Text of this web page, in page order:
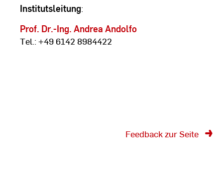
Institutsleitung:
Prof. Dr.-Ing. Andrea Andolfo
Tel.: +49 6142 8984422
Feedback zur Seite